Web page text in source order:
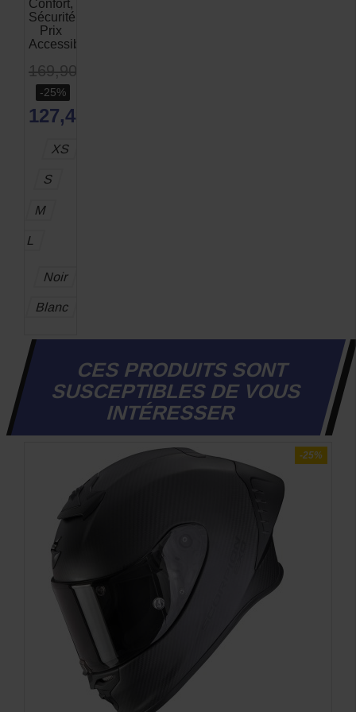
Confort,
Sécurité,
Prix
Accessible
169,90 €
-25%
127,43 €
XS
S
M
L
Noir
Blanc
CES PRODUITS SONT
SUSCEPTIBLES DE VOUS
INTÉRESSER
-45%